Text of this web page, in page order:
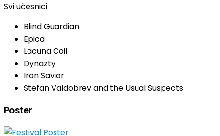
Svi učesnici
Blind Guardian
Epica
Lacuna Coil
Dynazty
Iron Savior
Stefan Valdobrev and the Usual Suspects
Poster